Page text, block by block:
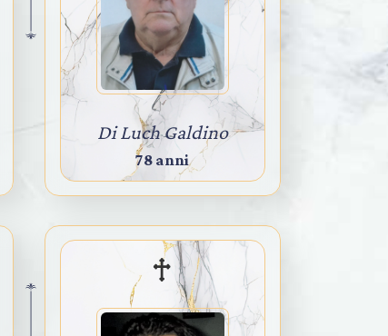
Di Luch Galdino
78 anni